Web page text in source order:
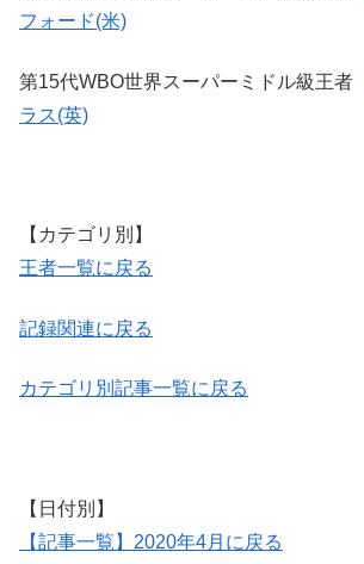
フォード(米)
第15代WBO世界スーパーミドル級王者
ラス(英)
【カテゴリ別】
王者一覧に戻る
記録関連に戻る
カテゴリ別記事一覧に戻る
【日付別】
【記事一覧】2020年4月に戻る